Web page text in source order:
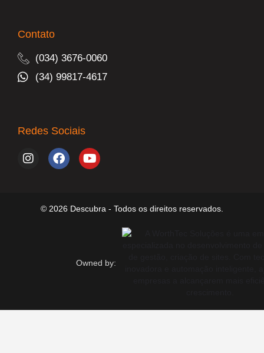
Contato
(034) 3676-0060
(34) 99817-4617
Redes Sociais
© 2026 Descubra - Todos os direitos reservados.
Owned by: